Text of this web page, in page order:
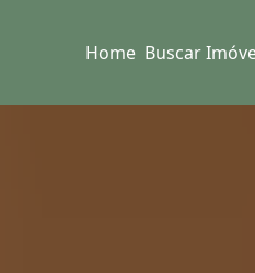
Home Buscar